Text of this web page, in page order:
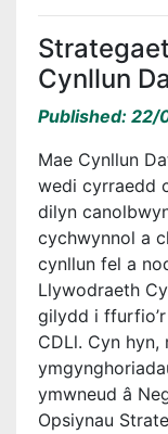
Cynllun
Published: 22/
Mae Cynllun
wedi cyrraedd
dilyn
cychwynnol a
cynllun fel a
Llywodraeth
gilydd i
CDLl. Cyn hyn,
ymwneud â
Opsiynau